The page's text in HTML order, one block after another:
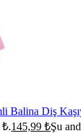
Balina Diş
145,99 ₺Şu